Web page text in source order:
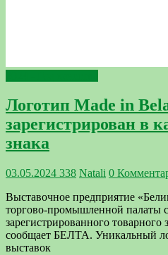
Логотип Made in
зарегистрирован в
знака
03.05.2024 338 Natali 0
Выставочное предприятие
торгово-промышленной палаты
зарегистрированного товарного
сообщает БЕЛТА. Уникальный
выставок